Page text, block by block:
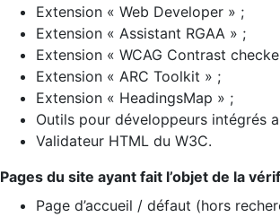
Extension « Web Developer » ;
Extension « Assistant RGAA » ;
Extension « WCAG Contrast
Extension « ARC Toolkit » ;
Extension « HeadingsMap » ;
Outils pour développeurs intégrés
Validateur HTML du W3C.
Pages du site ayant fait l’objet de la
Page d’accueil / défaut (hors